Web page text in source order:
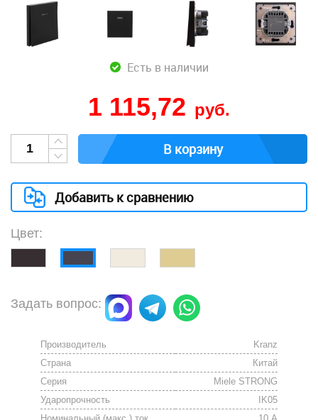
Есть в наличии
1 115,72 руб.
В корзину
Добавить к сравнению
Цвет:
Задать вопрос:
Производитель
Kranz
Страна
Китай
Серия
Miele STRONG
Ударопрочность
IK05